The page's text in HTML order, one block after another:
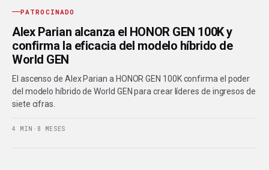
PATROCINADO
Alex Parian alcanza el HONOR GEN 100K y
confirma la eficacia del modelo híbrido de
World GEN
El ascenso de Alex Parian a HONOR GEN 100K confirma el poder
del modelo híbrido de World GEN para crear líderes de ingresos de
siete cifras.
4 MIN · 8 MESES